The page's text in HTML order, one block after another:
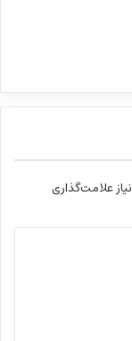
علامت‌گذاری